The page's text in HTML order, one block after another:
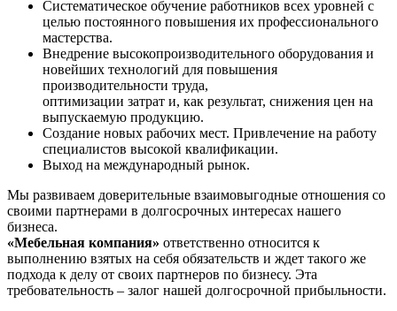
Систематическое обучение работников всех уровней с
целью постоянного повышения их профессионального
мастерства.
Внедрение высокопроизводительного оборудования и
новейших технологий для повышения
производительности труда,
оптимизации затрат и, как результат, снижения цен на
выпускаемую продукцию.
Создание новых рабочих мест. Привлечение на работу
специалистов высокой квалификации.
Выход на международный рынок.
Мы развиваем доверительные взаимовыгодные отношения со
своими партнерами в долгосрочных интересах нашего
бизнеса.
«Мебельная компания» ответственно относится к
выполнению взятых на себя обязательств и ждет такого же
подхода к делу от своих партнеров по бизнесу. Эта
требовательность – залог нашей долгосрочной прибыльности.